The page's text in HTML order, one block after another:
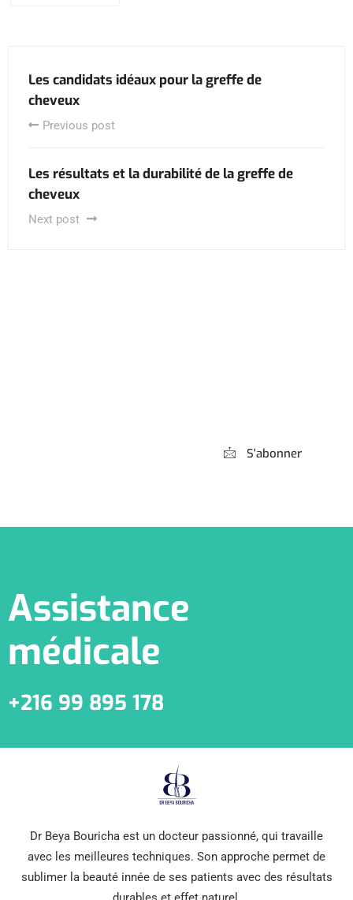
Les candidats idéaux pour la greffe de
cheveux
Previous post
Les résultats et la durabilité de la greffe de
cheveux
Next post
S'abonner
Assistance
médicale
+216 99 895 178
Dr Beya Bouricha est un docteur passionné, qui travaille
avec les meilleures techniques. Son approche permet de
sublimer la beauté innée de ses patients avec des résultats